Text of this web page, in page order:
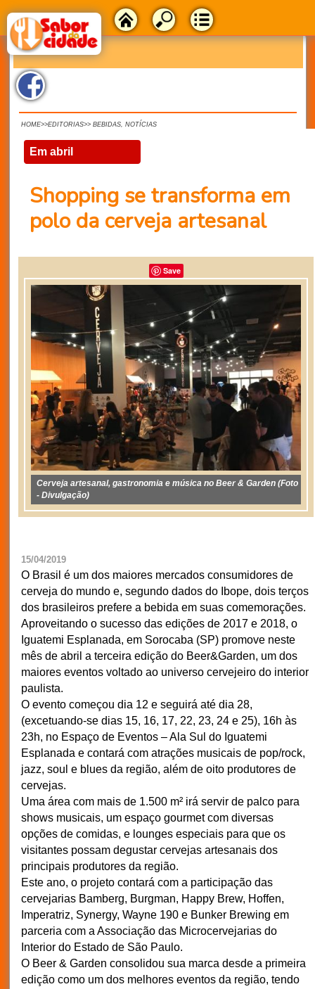
HOME>>EDITORIAS>> BEBIDAS, NOTÍCIAS
Em abril
Shopping se transforma em
polo da cerveja artesanal
Save
Cerveja artesanal, gastronomia e música no Beer & Garden (Foto
- Divulgação)
15/04/2019
O Brasil é um dos maiores mercados consumidores de
cerveja do mundo e, segundo dados do Ibope, dois terços
dos brasileiros prefere a bebida em suas comemorações.
Aproveitando o sucesso das edições de 2017 e 2018, o
Iguatemi Esplanada, em Sorocaba (SP) promove neste
mês de abril a terceira edição do Beer&Garden, um dos
maiores eventos voltado ao universo cervejeiro do interior
paulista.
O evento começou dia 12 e seguirá até dia 28,
(excetuando-se dias 15, 16, 17, 22, 23, 24 e 25), 16h às
23h, no Espaço de Eventos – Ala Sul do Iguatemi
Esplanada e contará com atrações musicais de pop/rock,
jazz, soul e blues da região, além de oito produtores de
cervejas.
Uma área com mais de 1.500 m² irá servir de palco para
shows musicais, um espaço gourmet com diversas
opções de comidas, e lounges especiais para que os
visitantes possam degustar cervejas artesanais dos
principais produtores da região.
Este ano, o projeto contará com a participação das
cervejarias Bamberg, Burgman, Happy Brew, Hoffen,
Imperatriz, Synergy, Wayne 190 e Bunker Brewing em
parceria com a Associação das Microcervejarias do
Interior do Estado de São Paulo.
O Beer & Garden consolidou sua marca desde a primeira
edição como um dos melhores eventos da região, tendo